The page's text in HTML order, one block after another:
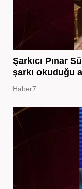
Şarkıcı Pınar
şarkı okuduğu
Haber7